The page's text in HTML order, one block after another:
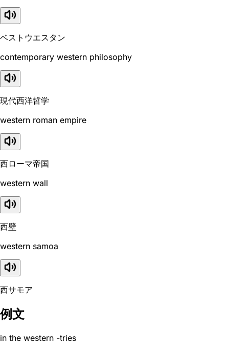
ベストウエスタン
contemporary western philosophy
現代西洋哲学
western roman empire
西ローマ帝国
western wall
西壁
western samoa
西サモア
例文
in the western -tries